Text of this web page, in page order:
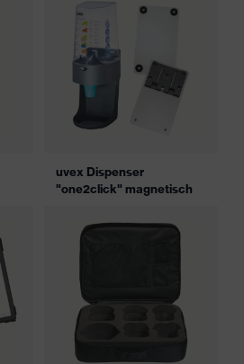
uvex Dispenser
"one2click" magnetisch